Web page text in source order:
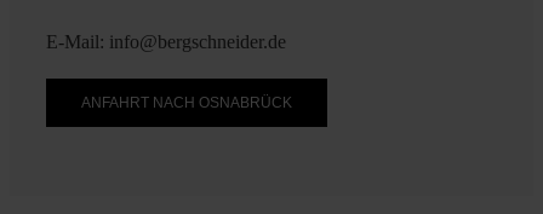
E-Mail: info@bergschneider.de
ANFAHRT NACH OSNABRÜCK